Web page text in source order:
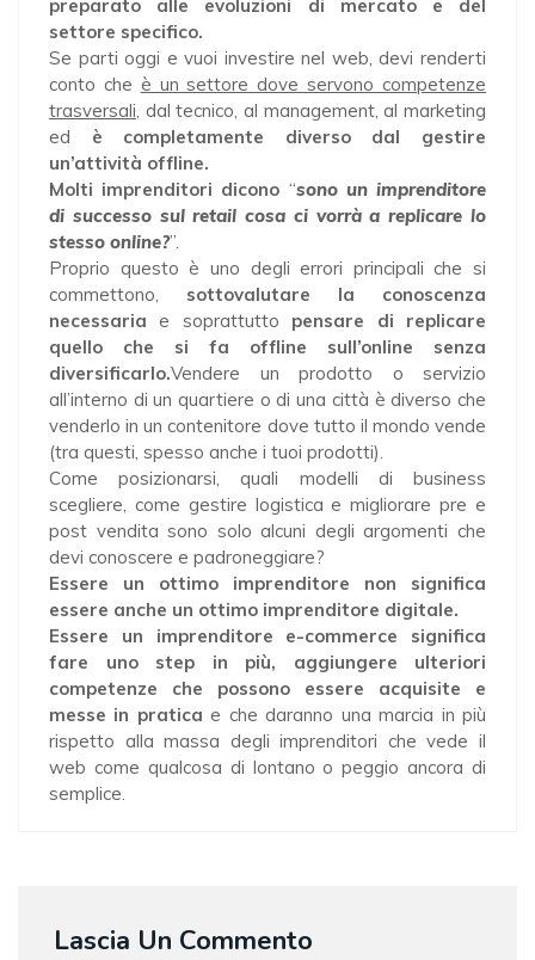
preparato alle evoluzioni di mercato e del
settore specifico.
Se parti oggi e vuoi investire nel web, devi renderti
conto che è un settore dove servono competenze
trasversali , dal tecnico, al management, al marketing
ed è completamente diverso dal gestire
un’attività offline.
Molti imprenditori dicono “sono un imprenditore
di successo sul retail cosa ci vorrà a replicare lo
stesso online?”.
Proprio questo è uno degli errori principali che si
commettono, sottovalutare la conoscenza
necessaria e soprattutto pensare di replicare
quello che si fa offline sull’online senza
diversificarlo.Vendere un prodotto o servizio
all’interno di un quartiere o di una città è diverso che
venderlo in un contenitore dove tutto il mondo vende
(tra questi, spesso anche i tuoi prodotti).
Come posizionarsi, quali modelli di business
scegliere, come gestire logistica e migliorare pre e
post vendita sono solo alcuni degli argomenti che
devi conoscere e padroneggiare?
Essere un ottimo imprenditore non significa
essere anche un ottimo imprenditore digitale.
Essere un imprenditore e-commerce significa
fare uno step in più, aggiungere ulteriori
competenze che
possono essere acquisite e
messe in pratica e che daranno una marcia in più
rispetto alla massa degli imprenditori che vede il
web come qualcosa di lontano o peggio ancora di
semplice.
Lascia Un Commento